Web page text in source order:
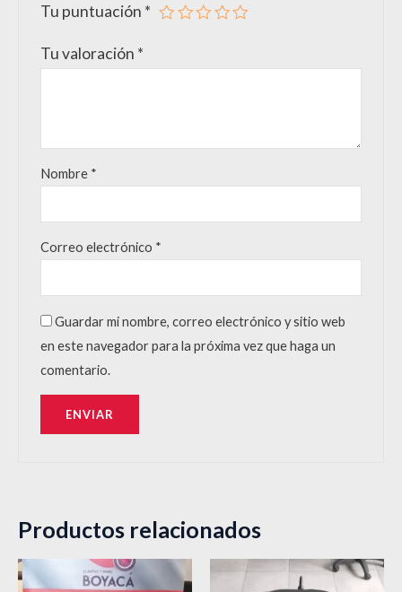
Tu puntuación *
Tu valoración *
Nombre *
Correo electrónico *
Guardar mi nombre, correo electrónico y sitio web
en este navegador para la próxima vez que haga un
comentario.
Productos relacionados